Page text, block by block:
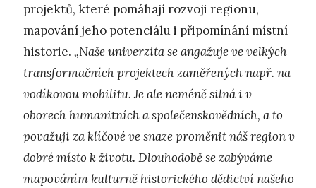
projektů, které pomáhají rozvoji regionu,
mapování jeho potenciálu i připomínání místní
historie. „Naše univerzita se angažuje ve velkých
transformačních projektech zaměřených např. na
vodíkovou mobilitu. Je ale neméně silná i v
oborech humanitních a společenskovědních, a to
považuji za klíčové ve snaze proměnit náš region v
dobré místo k životu. Dlouhodobě se zabýváme
mapováním kulturně historického dědictví našeho